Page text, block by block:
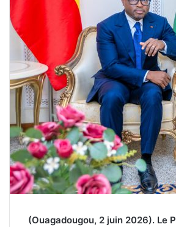
(Ouagadougou, 2 juin 2026). Le